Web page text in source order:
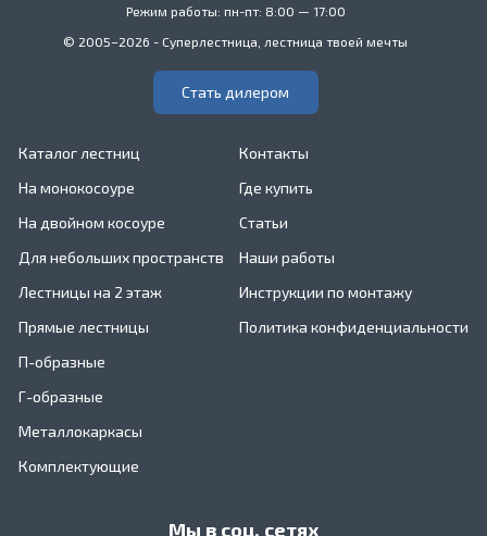
Режим работы: пн-пт: 8:00 — 17:00
© 2005–2026 - Суперлестница, лестница твоей мечты
Стать дилером
Каталог лестниц
На монокосоуре
На двойном косоуре
Для небольших пространств
Лестницы на 2 этаж
Прямые лестницы
П-образные
Г-образные
Металлокаркасы
Комплектующие
Контакты
Где купить
Статьи
Наши работы
Инструкции по монтажу
Политика конфиденциальности
Мы в соц. сетях